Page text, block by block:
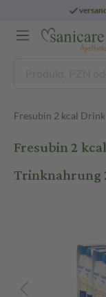
Fresubin 2 kcal Drink
Fresubin 2
Trinknahrung